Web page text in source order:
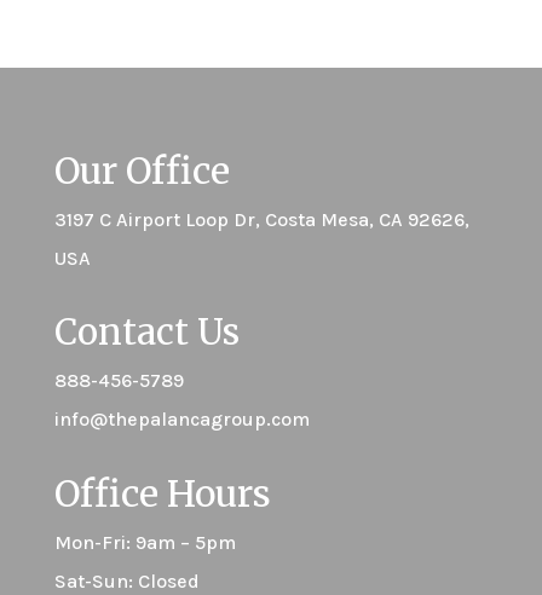
Our Office
3197 C Airport Loop Dr, Costa Mesa, CA 92626,
USA
Contact Us
888-456-5789
info@thepalancagroup.com
Office Hours
Mon-Fri: 9am – 5pm
Sat-Sun: Closed